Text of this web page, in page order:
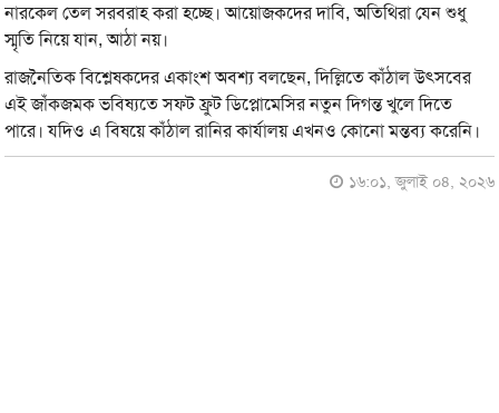
নারকেল তেল সরবরাহ করা হচ্ছে। আয়োজকদের দাবি, অতিথিরা যেন শুধু
স্মৃতি নিয়ে যান, আঠা নয়।
রাজনৈতিক বিশ্লেষকদের একাংশ অবশ্য বলছেন, দিল্লিতে কাঁঠাল উৎসবের
এই জাঁকজমক ভবিষ্যতে সফট ফ্রুট ডিপ্লোমেসির নতুন দিগন্ত খুলে দিতে
পারে। যদিও এ বিষয়ে কাঁঠাল রানির কার্যালয় এখনও কোনো মন্তব্য করেনি।
১৬:০১, জুলাই ০৪, ২০২৬